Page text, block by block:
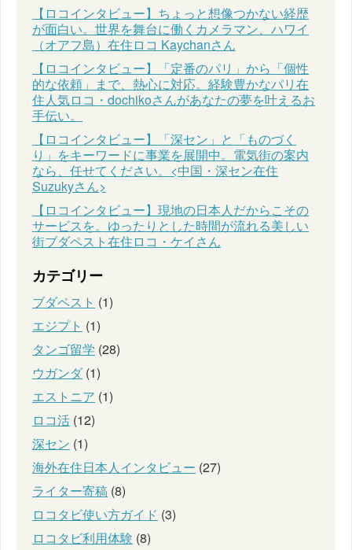
【ロコインタビュー】ちょっと想像つかない経歴
が面白い。世界を舞台に働くカメラマン、ハワイ
（オアフ島）在住ロコ Kaychanさん
【ロコインタビュー】「定番のパリ」から「個性
的な依頼」まで、熱心に対応。経験豊かなパリ在
住人気ロコ・dochikoさんがあなたの夢を叶えるお
手伝い。
【ロコインタビュー】「深セン」と「ものづく
り」をキーワードに事業を展開中。電気街の案内
なら、任せてください。<中国・深セン在住
Suzukyさん>
【ロコインタビュー】現地の日本人だからこその
サービスを。ゆったりとした時間が流れる美しい
街ブダペスト在住ロコ・ケイさん
カテゴリー
ブダペスト (1)
エジプト (1)
タンゴ留学 (28)
ウガンダ(1)
エストニア (1)
ロコ活 (12)
深セン (1)
海外在住日本人インタビュー (27)
ライター寄稿 (8)
ロコタビ使い方ガイド (3)
ロコタビ利用体験 (8)